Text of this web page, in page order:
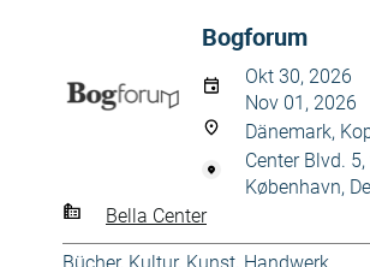
Bogforum
Okt 30, 2026
Nov 01, 2026
Dänemark,
Center Blvd.
København,
Bella Center